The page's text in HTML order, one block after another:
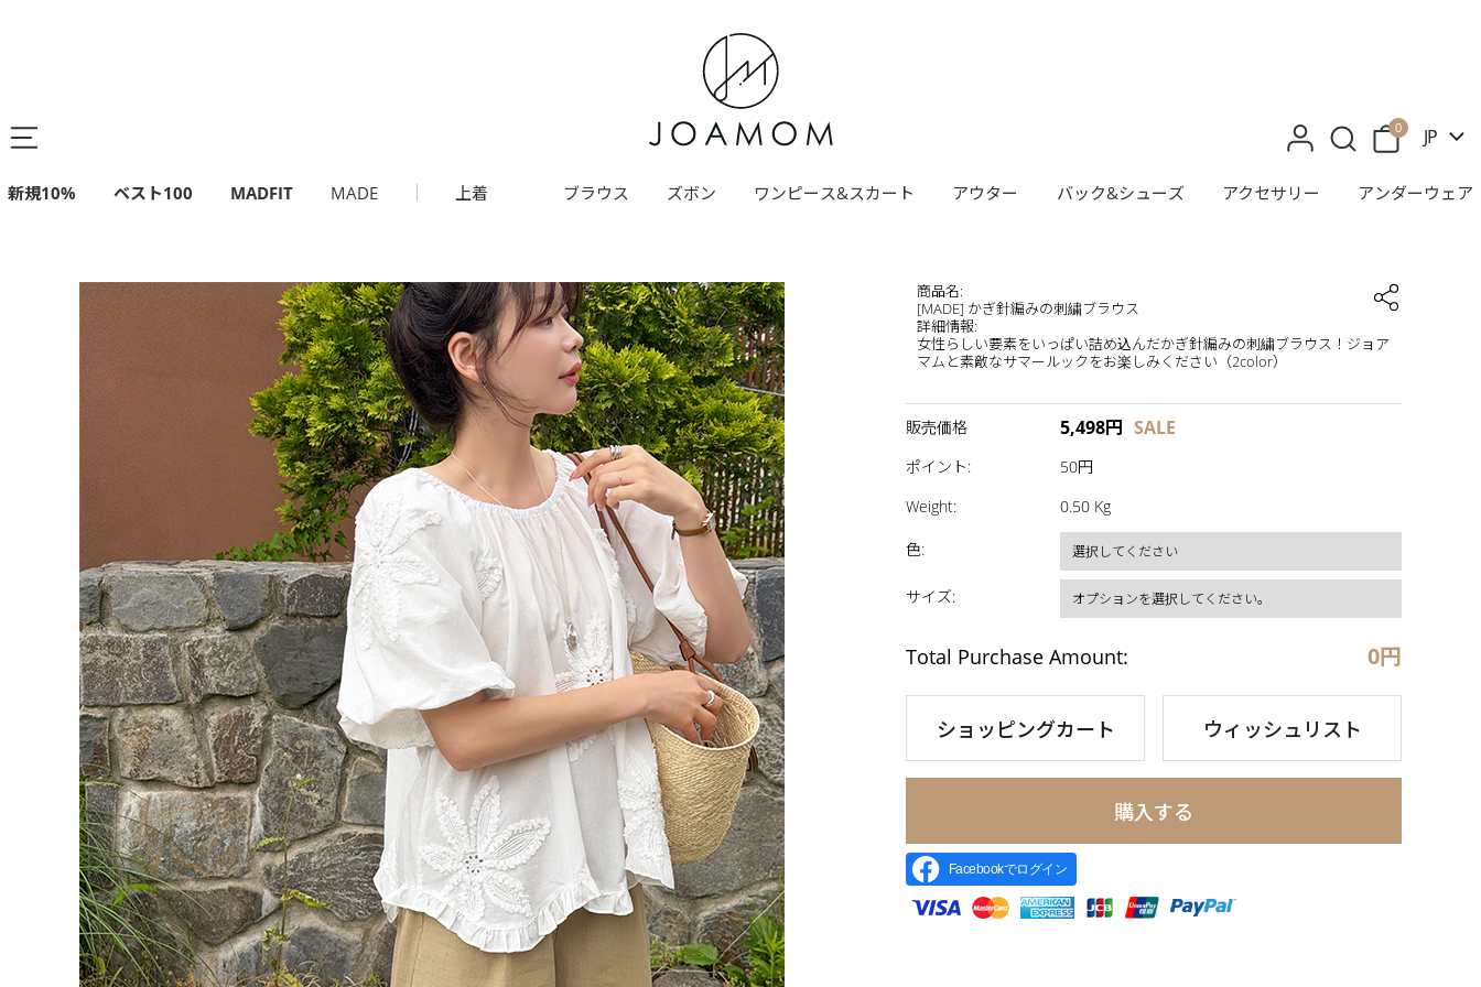
0 JP
新規10% ベスト100 MADFIT MADE 上着 ブラウス ズボン ワンピース&スカート アウター バック&シューズ アクセサリー アンダーウェア
商品名:
[MADE] かぎ針編みの刺繍ブラウス
詳細情報:
女性らしい要素をいっぱい詰め込んだかぎ針編みの刺繍ブラウス！ジョア
マムと素敵なサマールックをお楽しみください（2color）
販売価格 5,498円 SALE
ポイント:
50円
Weight: 0.50 Kg
色:
サイズ:
Total Purchase Amount: 0円
ショッピングカート ウィッシュリスト
購入する
Facebookでログイン